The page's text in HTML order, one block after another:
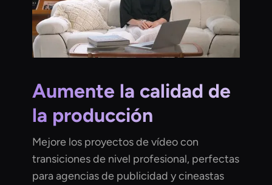
Aumente la calidad de
la producción
Mejore los proyectos de vídeo con
transiciones de nivel profesional, perfectas
para agencias de publicidad y cineastas